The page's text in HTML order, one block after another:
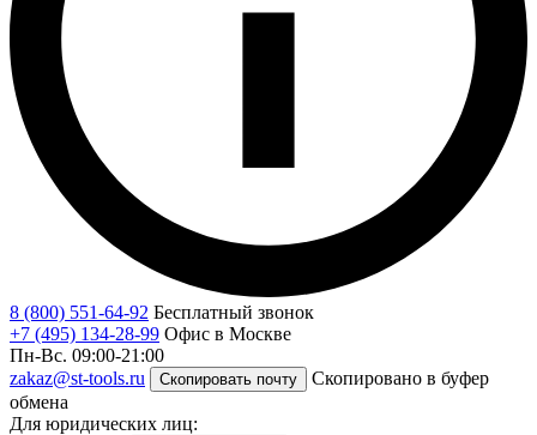
8 (800) 551-64-92 Бесплатный звонок
+7 (495) 134-28-99 Офис в Москве
Пн-Вс. 09:00-21:00
zakaz@st-tools.ru
Скопировать почту
Скопировано в буфер
обмена
Для юридических лиц: